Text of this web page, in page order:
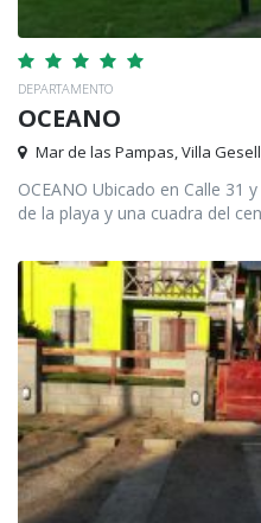
DEPARTAMENTO
OCEANO
Mar de las Pampas, Villa
OCEANO Ubicado en Calle 31
de la playa y una cuadra del